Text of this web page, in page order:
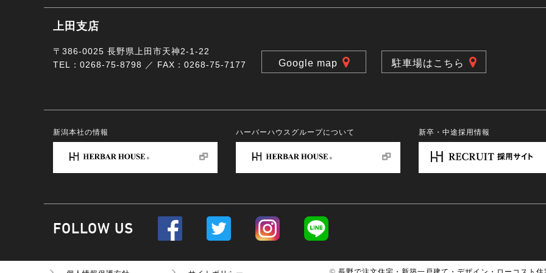
上田支店
〒386-0025 長野県上田市天神2-1-22
TEL：0268-75-8798 ／ FAX：0268-75-7177
Google map 駐車場はこちら
新潟本社の情報 ハーバーハウスグループについて 新卒・中途採用情報
FOLLOW US